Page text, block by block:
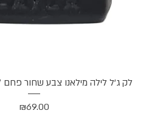
תצוגה מהירה
לק ג'ל לילה מילאנו צבע שחור פחם 17 מ"ל Black - 17
מחיר
₪69.00